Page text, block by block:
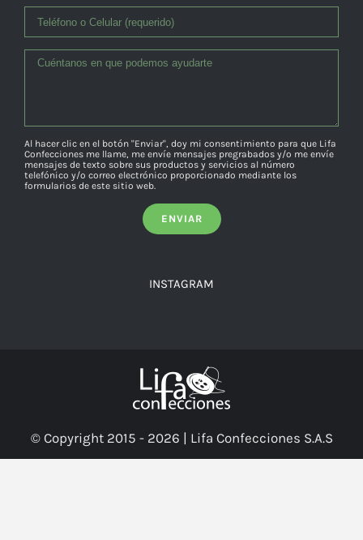
Al hacer clic en el botón "Enviar", doy mi consentimiento para que Lifa
Confecciones me llame, me envíe mensajes pregrabados y/o me envíe
mensajes de texto sobre sus productos y servicios al número
telefónico y/o correo electrónico proporcionado mediante los
formularios de este sitio web.
INSTAGRAM
© Copyright 2015 - 2026 | Lifa Confecciones S.A.S